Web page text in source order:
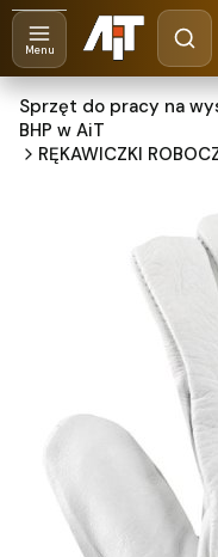
Szukaj
Sprzęt do pracy na
BHP w AiT
RĘKAWICZKI
Menu